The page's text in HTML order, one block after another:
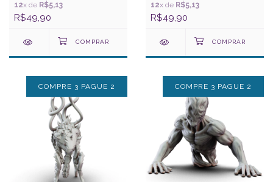
12x de R$5,13
R$49,90
12x de R$5,13
R$49,90
COMPRE 3 PAGUE 2 COMPRE 3 PAGUE 2